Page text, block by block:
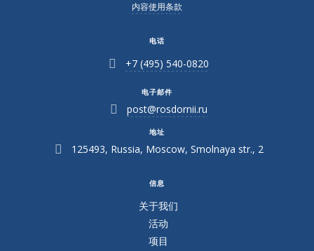
内容使用条款
电话
+7 (495) 540-0820
电子邮件
post@rosdornii.ru
地址
125493, Russia, Moscow, Smolnaya str., 2
信息
关于我们
活动
项目